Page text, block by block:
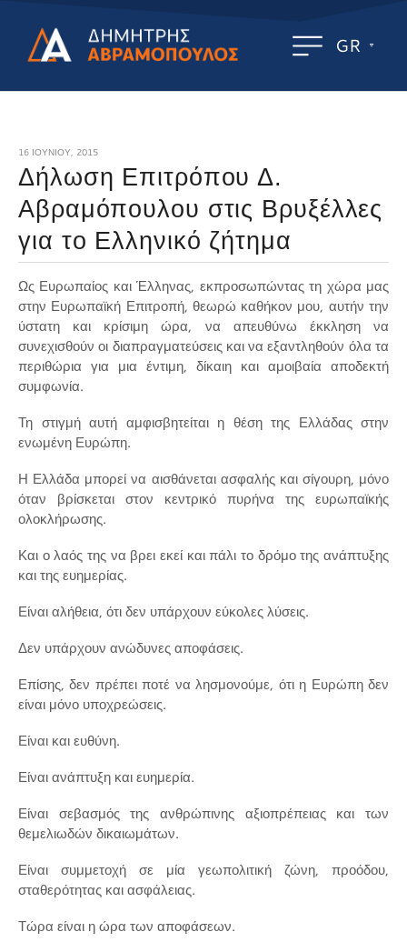
GR
16 ΙΟΥΝΊΟΥ, 2015
Δήλωση Επιτρόπου Δ.
Αβραμόπουλου στις Βρυξέλλες
για το Ελληνικό ζήτημα
Ως Ευρωπαίος και Έλληνας, εκπροσωπώντας τη χώρα μας
στην Ευρωπαϊκή Επιτροπή, θεωρώ καθήκον μου, αυτήν την
ύστατη και κρίσιμη ώρα, να απευθύνω έκκληση να
συνεχισθούν οι διαπραγματεύσεις και να εξαντληθούν όλα τα
περιθώρια για μια έντιμη, δίκαιη και αμοιβαία αποδεκτή
συμφωνία.
Τη στιγμή αυτή αμφισβητείται η θέση της Ελλάδας στην
ενωμένη Ευρώπη.
Η Ελλάδα μπορεί να αισθάνεται ασφαλής και σίγουρη, μόνο
όταν βρίσκεται στον κεντρικό πυρήνα της ευρωπαϊκής
ολοκλήρωσης.
Και ο λαός της να βρει εκεί και πάλι το δρόμο της ανάπτυξης
και της ευημερίας.
Είναι αλήθεια, ότι δεν υπάρχουν εύκολες λύσεις.
Δεν υπάρχουν ανώδυνες αποφάσεις.
Επίσης, δεν πρέπει ποτέ να λησμονούμε, ότι η Ευρώπη δεν
είναι μόνο υποχρεώσεις.
Είναι και ευθύνη.
Είναι ανάπτυξη και ευημερία.
Είναι σεβασμός της ανθρώπινης αξιοπρέπειας και των
θεμελιωδών δικαιωμάτων.
Είναι συμμετοχή σε μία γεωπολιτική ζώνη, προόδου,
σταθερότητας και ασφάλειας.
Τώρα είναι η ώρα των αποφάσεων.